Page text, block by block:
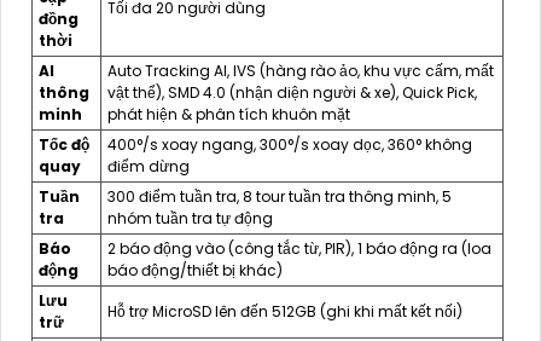
đồng
thời
Tối đa 20 người dùng
AI
thông
minh
Auto Tracking AI, IVS (hàng rào ảo, khu vực cấm, mất
vật thể), SMD 4.0 (nhận diện người & xe), Quick Pick,
phát hiện & phân tích khuôn mặt
Tốc độ
quay
400°/s xoay ngang, 300°/s xoay dọc, 360° không
điểm dừng
Tuần
tra
300 điểm tuần tra, 8 tour tuần tra thông minh, 5
nhóm tuần tra tự động
Báo
động
2 báo động vào (công tắc từ, PIR), 1 báo động ra (loa
báo động/thiết bị khác)
Lưu
trữ
Hỗ trợ MicroSD lên đến 512GB (ghi khi mất kết nối)